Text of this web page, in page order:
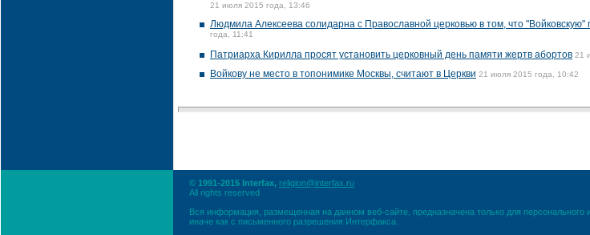
21 июля 2015 года, 13:46
Людмила Алексеева солидарна с Православной церковью в том, что "Войковскую"
года, 11:41
Патриарха Кирилла просят установить церковный день памяти жертв абортов 21
Войкову не место в топонимике Москвы, считают в Церкви 21 июля 2015 года, 10:42
© 1991-2015 Interfax, religion@interfax.ru
All rights reserved
Вся информация, размещенная на данном веб-сайте, предназначена только для
иначе как с письменного разрешения Интерфакса.